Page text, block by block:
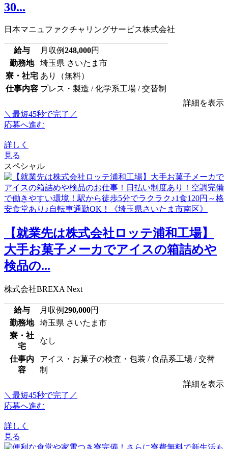
30...
日本マニュファクチャリングサービス株式会社
給与 月収例248,000円
勤務地
埼玉県 さいたま市
寮・社宅 あり（無料）
仕事内容 プレス・製造 / 化学系工場 / 交替制
詳細を表示
＼最短45秒で完了／
応募へ進む
詳しく
見る
スペシャル
【就業先は株式会社ロッテ浦和工場】
大手お菓子メーカでアイスの箱詰めや
検品の...
株式会社BREXA Next
給与 月収例290,000円
勤務地
埼玉県 さいたま市
寮・社
宅
なし
仕事内
容
アイス・お菓子の検査・包装 / 食品系工場 / 交替
制
詳細を表示
＼最短45秒で完了／
応募へ進む
詳しく
見る